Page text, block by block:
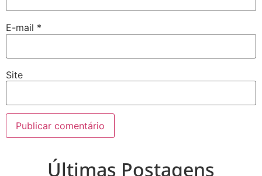
E-mail *
Site
Últimas Postagens